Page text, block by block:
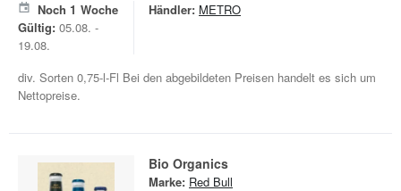
Noch 1 Woche
Gültig: 05.08. -
19.08.
Händler: METRO
div. Sorten 0,75-l-Fl Bei den abgebildeten Preisen handelt es sich um
Nettopreise.
Bio Organics
Marke: Red Bull